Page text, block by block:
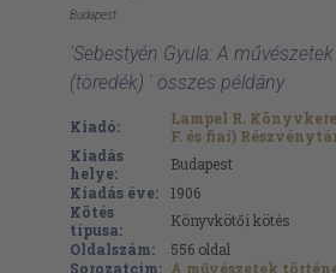
Budapest
'Sebestyén Gyula: A
(töredék) ' összes példány
Kiadó:
Lampel R.
F. és fiai)
Kiadás
helye:
Budapest
Kiadás éve:
1906
Kötés
típusa:
Könyvkötői kötés
Oldalszám:
556 oldal
Sorozatcím: A művészetek